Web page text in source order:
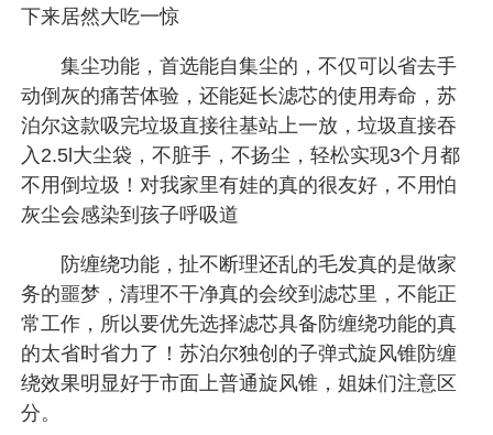
下来居然大吃一惊
集尘功能，首选能自集尘的，不仅可以省去手
动倒灰的痛苦体验，还能延长滤芯的使用寿命，苏
泊尔这款吸完垃圾直接往基站上一放，垃圾直接吞
入2.5l大尘袋，不脏手，不扬尘，轻松实现3个月都
不用倒垃圾！对我家里有娃的真的很友好，不用怕
灰尘会感染到孩子呼吸道
防缠绕功能，扯不断理还乱的毛发真的是做家
务的噩梦，清理不干净真的会绞到滤芯里，不能正
常工作，所以要优先选择滤芯具备防缠绕功能的真
的太省时省力了！苏泊尔独创的子弹式旋风锥防缠
绕效果明显好于市面上普通旋风锥，姐妹们注意区
分。